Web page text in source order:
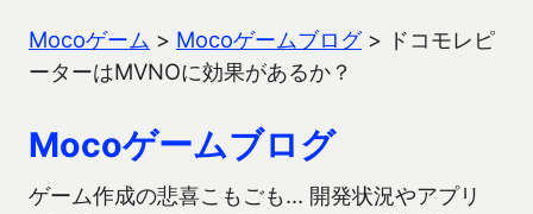
Mocoゲーム > Mocoゲームブログ> ドコモレピ
ーターはMVNOに効果があるか？
Mocoゲームブログ
ゲーム作成の悲喜こもごも… 開発状況やアプリ